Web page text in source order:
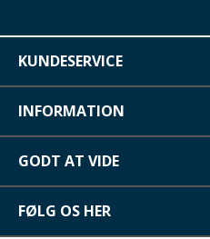
KUNDESERVICE
INFORMATION
GODT AT VIDE
FØLG OS HER